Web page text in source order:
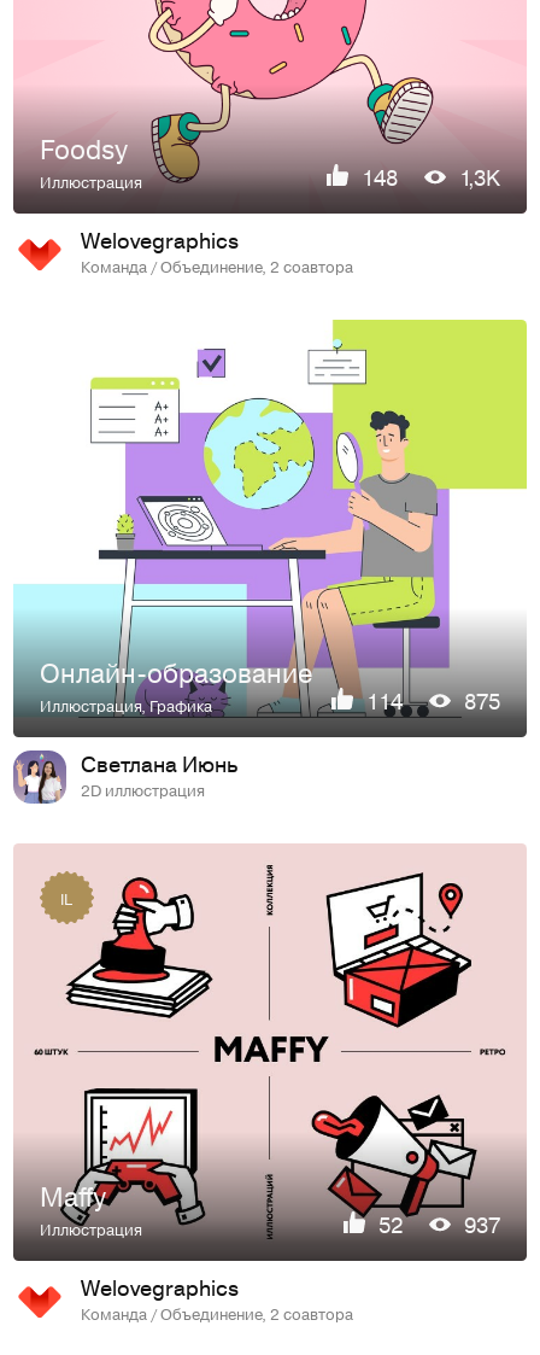
Foodsy
Иллюстрация 148 1,3K
Welovegraphics
Команда / Объединение, 2 соавтора
Онлайн-образование
Иллюстрация,Графика 114 875
Светлана Июнь
2D иллюстрация
IL
Maffy
Иллюстрация 52 937
Welovegraphics
Команда / Объединение, 2 соавтора